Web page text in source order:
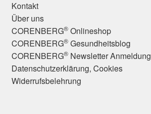
Kontakt
Über uns
CORENBERG®Onlineshop
CORENBERG®Gesundheitsblog
CORENBERG®Newsletter Anmeldung
Datenschutzerklärung, Cookies
Widerrufsbelehrung